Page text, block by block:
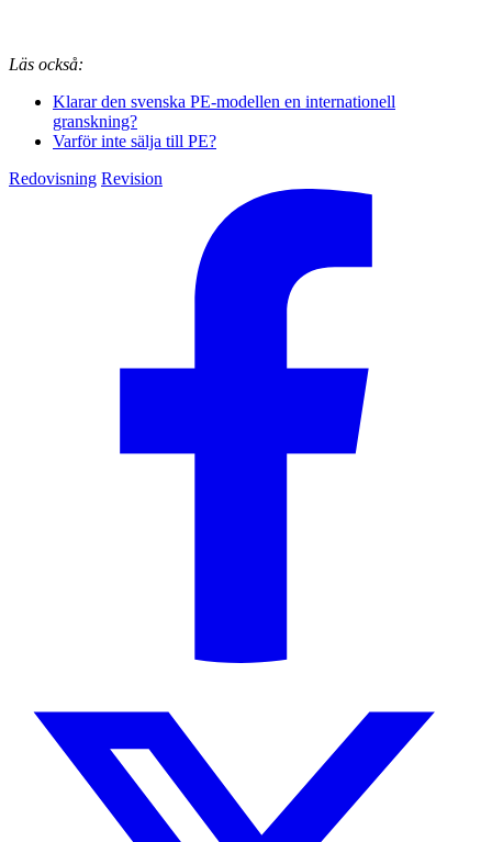
Läs också:
Klarar den svenska PE-modellen en internationell
granskning?
Varför inte sälja till PE?
Redovisning Revision